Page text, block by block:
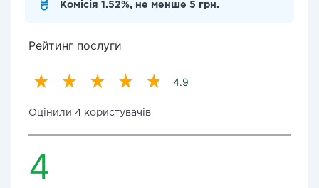
Комісія 1.52%, не менше 5 грн.
Рейтинг послуги
4.9
Оцінили 4 користувачів
4